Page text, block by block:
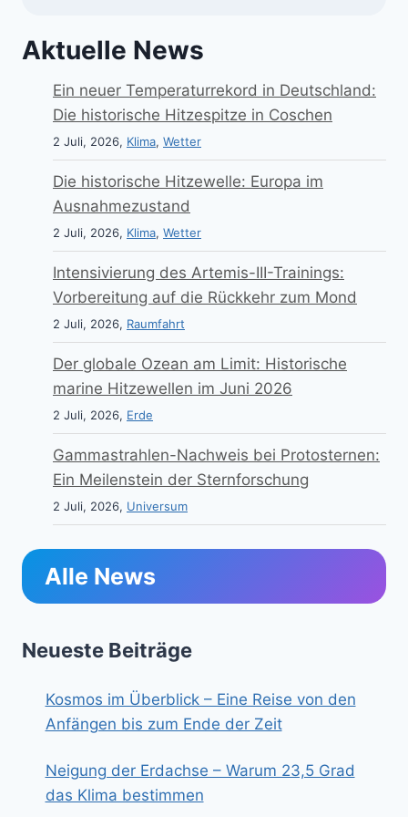
Aktuelle News
Ein neuer Temperaturrekord in Deutschland:
Die historische Hitzespitze in Coschen
2 Juli, 2026, Klima, Wetter
Die historische Hitzewelle: Europa im
Ausnahmezustand
2 Juli, 2026, Klima, Wetter
Intensivierung des Artemis-III-Trainings:
Vorbereitung auf die Rückkehr zum Mond
2 Juli, 2026, Raumfahrt
Der globale Ozean am Limit: Historische
marine Hitzewellen im Juni 2026
2 Juli, 2026, Erde
Gammastrahlen-Nachweis bei Protosternen:
Ein Meilenstein der Sternforschung
2 Juli, 2026, Universum
Alle News
Neueste Beiträge
Kosmos im Überblick – Eine Reise von den
Anfängen bis zum Ende der Zeit
Neigung der Erdachse – Warum 23,5 Grad
das Klima bestimmen